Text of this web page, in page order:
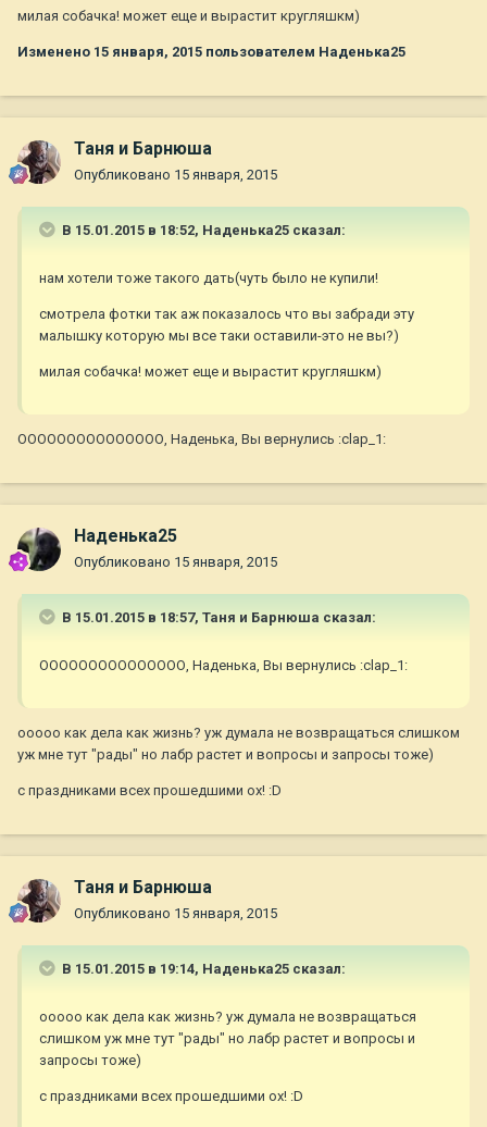
милая собачка! может еще и вырастит кругляшкм)
Изменено 15 января, 2015 пользователем Наденька25
Таня и Барнюша
Опубликовано 15 января, 2015
В 15.01.2015 в 18:52, Наденька25 сказал:
нам хотели тоже такого дать(чуть было не купили!
смотрела фотки так аж показалось что вы забради эту
малышку которую мы все таки оставили-это не вы?)
милая собачка! может еще и вырастит кругляшкм)
ООООООООООООООО, Наденька, Вы вернулись :clap_1:
Наденька25
Опубликовано 15 января, 2015
В 15.01.2015 в 18:57, Таня и Барнюша сказал:
ООООООООООООООО, Наденька, Вы вернулись :clap_1:
ооооо как дела как жизнь? уж думала не возвращаться слишком
уж мне тут "рады" но лабр растет и вопросы и запросы тоже)
с праздниками всех прошедшими ох! :D
Таня и Барнюша
Опубликовано 15 января, 2015
В 15.01.2015 в 19:14, Наденька25 сказал:
ооооо как дела как жизнь? уж думала не возвращаться
слишком уж мне тут "рады" но лабр растет и вопросы и
запросы тоже)
с праздниками всех прошедшими ох! :D